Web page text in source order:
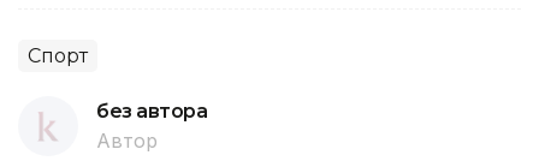
Спорт
без автора
Автор